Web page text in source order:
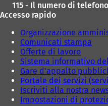
115 - Il numero di
Accesso rapido
Organizzazione
Comunicati stampa
Offerte di lavoro
Sistema informativo
Gare d'appalto
Portale dei servizi
Iscriviti alla nostra
Impostazioni di